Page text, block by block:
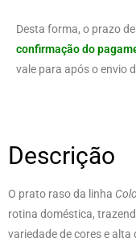
Desta forma, o prazo
confirmação do
vale para após o envio
Descrição
O prato raso da linha
rotina doméstica,
variedade de cores e